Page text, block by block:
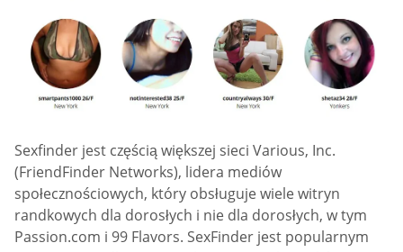
Sexfinder jest częścią większej sieci Various, Inc.
(FriendFinder Networks), lidera mediów
społecznościowych, który obsługuje wiele witryn
randkowych dla dorosłych i nie dla dorosłych, w tym
Passion.com i 99 Flavors. SexFinder jest popularnym